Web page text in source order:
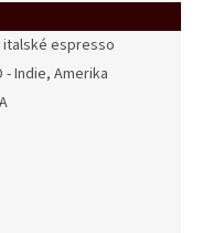
italské espresso
- Indie, Amerika